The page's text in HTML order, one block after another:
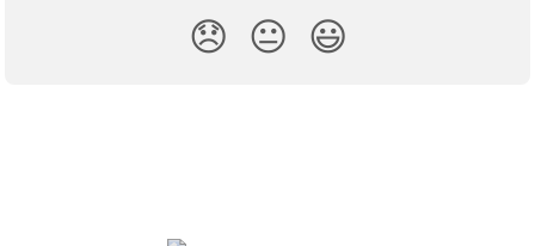
😞 😐 😃